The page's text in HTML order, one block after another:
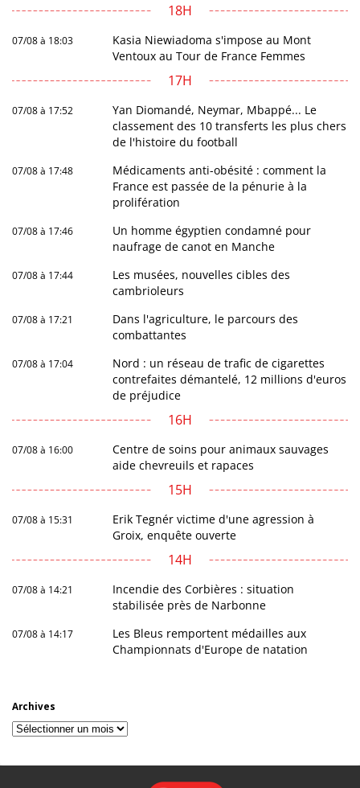
18H
07/08 à 18:03
Kasia Niewiadoma s'impose au Mont
Ventoux au Tour de France Femmes
17H
07/08 à 17:52
Yan Diomandé, Neymar, Mbappé... Le
classement des 10 transferts les plus chers
de l'histoire du football
07/08 à 17:48
Médicaments anti-obésité : comment la
France est passée de la pénurie à la
prolifération
07/08 à 17:46
Un homme égyptien condamné pour
naufrage de canot en Manche
07/08 à 17:44
Les musées, nouvelles cibles des
cambrioleurs
07/08 à 17:21
Dans l'agriculture, le parcours des
combattantes
07/08 à 17:04
Nord : un réseau de trafic de cigarettes
contrefaites démantelé, 12 millions d'euros
de préjudice
16H
07/08 à 16:00
Centre de soins pour animaux sauvages
aide chevreuils et rapaces
15H
07/08 à 15:31
Erik Tegnér victime d'une agression à
Groix, enquête ouverte
14H
07/08 à 14:21
Incendie des Corbières : situation
stabilisée près de Narbonne
07/08 à 14:17
Les Bleus remportent médailles aux
Championnats d'Europe de natation
Archives
Archives